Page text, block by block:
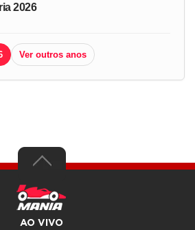
2026
Ver outros anos
AO VIVO